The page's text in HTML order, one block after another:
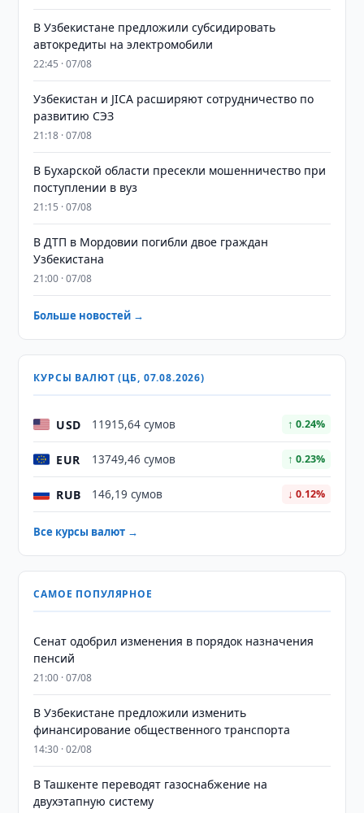
В Узбекистане предложили субсидировать
автокредиты на электромобили
22:45 · 07/08
Узбекистан и JICA расширяют сотрудничество по
развитию СЭЗ
21:18 · 07/08
В Бухарской области пресекли мошенничество при
поступлении в вуз
21:15 · 07/08
В ДТП в Мордовии погибли двое граждан
Узбекистана
21:00 · 07/08
Больше новостей →
КУРСЫ ВАЛЮТ (ЦБ, 07.08.2026)
USD 11915,64 сумов ↑ 0.24%
EUR 13749,46 сумов ↑ 0.23%
RUB 146,19 сумов ↓ 0.12%
Все курсы валют →
САМОЕ ПОПУЛЯРНОЕ
Сенат одобрил изменения в порядок назначения
пенсий
21:00 · 07/08
В Узбекистане предложили изменить
финансирование общественного транспорта
14:30 · 02/08
В Ташкенте переводят газоснабжение на
двухэтапную систему